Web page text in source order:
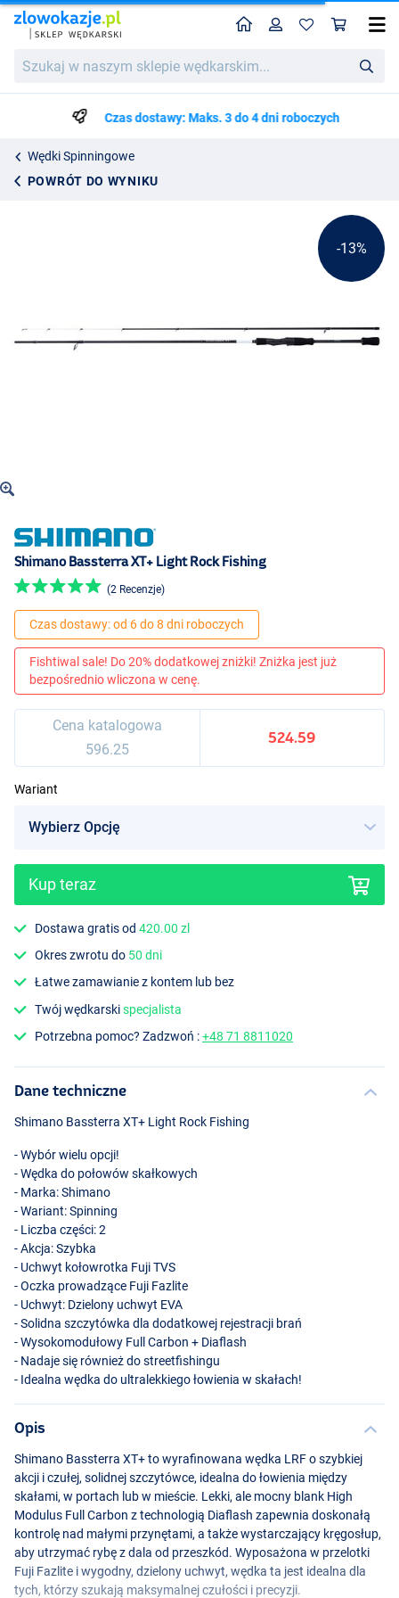
w
wędkarskim...
HomeProfil
Czas dostawy: Maks. 3 do 4 dni roboczych
Wędki Spinningowe
POWRÓT DO WYNIKU
Shimano Bassterra XT+ Light Rock Fishing
596.25
524.59
-13%
Shimano Bassterra XT+ Light Rock Fishing
(2 Recenzje)
Czas dostawy: od 6 do 8 dni roboczych
Fishtiwal sale! Do 20% dodatkowej zniżki! Zniżka jest już
bezpośrednio wliczona w cenę.
Cena katalogowa
596.25
524.59
Wariant
Kup teraz
Dostawa gratis od420.00 zl
Okres zwrotu do 50 dni
Łatwe zamawianie z kontem lub bez
Twój wędkarskispecjalista
Potrzebna pomoc? Zadzwoń :+48 71 8811020
Dane techniczne
Shimano Bassterra XT+ Light Rock Fishing
- Wybór wielu opcji!
- Wędka do połowów skałkowych
- Marka: Shimano
- Wariant: Spinning
- Liczba części: 2
- Akcja: Szybka
- Uchwyt kołowrotka FujiTVS
- Oczka prowadzące Fuji Fazlite
- Uchwyt: Dzielony uchwyt EVA
- Solidna szczytówka dla dodatkowej rejestracji brań
- Wysokomodułowy Full Carbon + Diaflash
- Nadaje się również do streetfishingu
- Idealna wędka do ultralekkiego łowienia w skałach!
Opis
Shimano Bassterra XT+ to wyrafinowana wędka LRFo szybkiej
akcji i czułej, solidnej szczytówce, idealna do łowienia między
skałami, w portach lub w mieście. Lekki, ale mocny blank High
Modulus Full Carbon z technologią Diaflash zapewnia doskonałą
kontrolę nad małymi przynętami, a także wystarczający kręgosłup,
aby utrzymać rybę z dala od przeszkód. Wyposażona w przelotki
Fuji Fazlite i wygodny, dzielony uchwyt, wędka ta jest idealna dla
tych, którzy szukają maksymalnej czułości i precyzji.